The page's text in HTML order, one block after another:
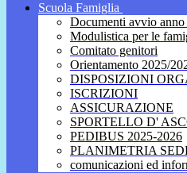
Scuola Famiglia
Documenti avvio anno
Modulistica per le
Comitato genitori
Orientamento 2025/
DISPOSIZIONI
ISCRIZIONI
ASSICURAZIONE
SPORTELLO D'
PEDIBUS 2025-2026
PLANIMETRIA
comunicazioni ed